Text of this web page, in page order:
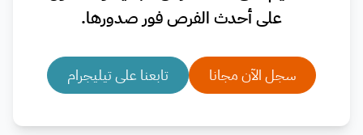
على أحدث الفرص فور صدورها.
سجل الآن مجانا تابعنا على تيليجرام